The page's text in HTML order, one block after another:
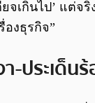
จเกินไป’ แต่จ
องธุรกิจ”
-ประเด็น